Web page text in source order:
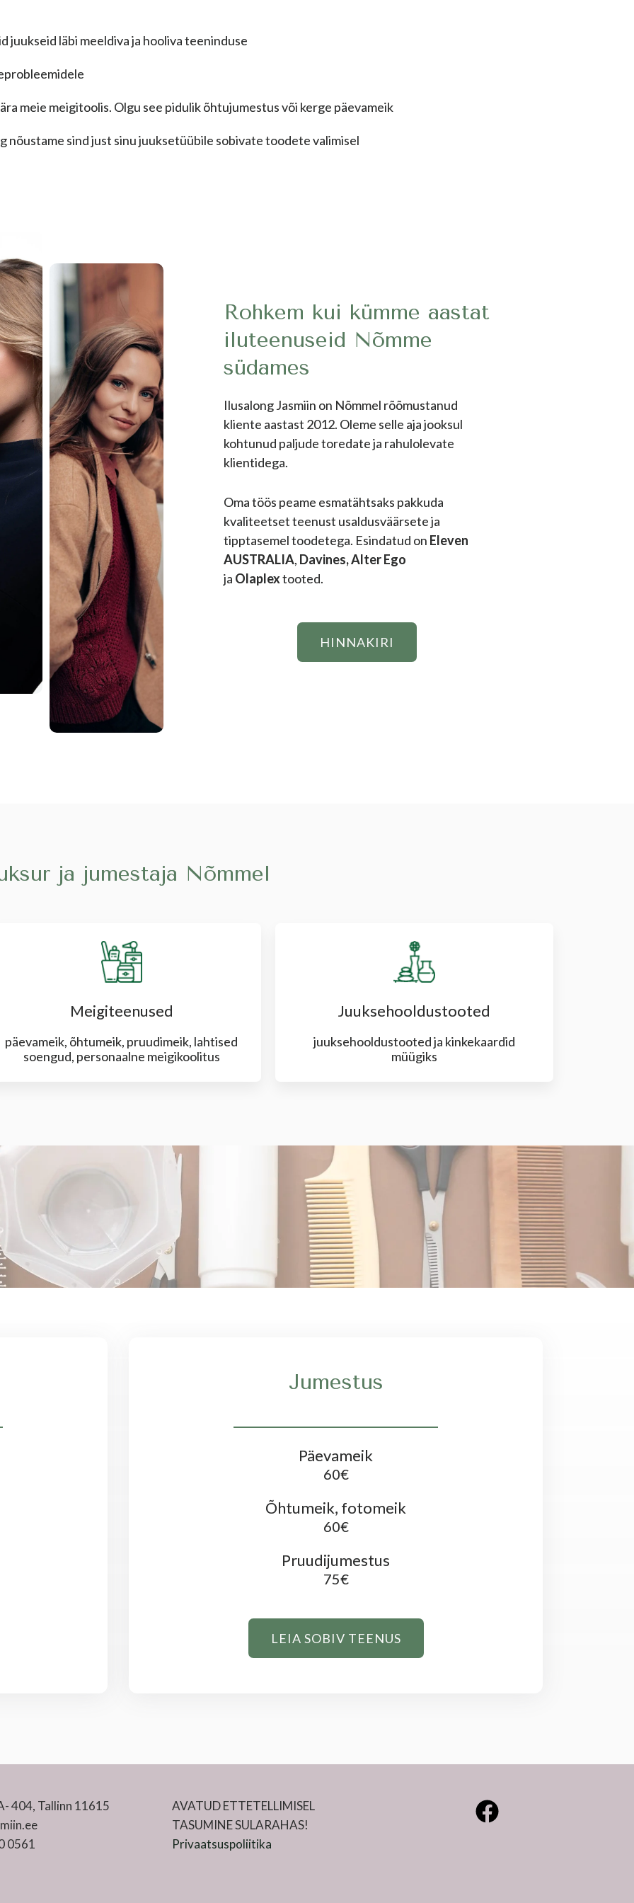
juukseid läbi meeldiva ja hooliva teeninduse
meie meigitoolis. Olgu see pidulik õhtujumestus või kerge päevameik
sind just sinu juuksetüübile sobivate toodete valimisel
Rohkem kui kümme aastat
iluteenuseid Nõmme
südames
Ilusalong Jasmiin on Nõmmel rõõmustanud
kliente aastast 2012. Oleme selle aja jooksul
kohtunud paljude toredate ja rahulolevate
klientidega.
Oma töös peame esmatähtsaks pakkuda
kvaliteetset teenust usaldusväärsete ja
tipptasemel toodetega. Esindatud on Eleven
AUSTRALIA, Davines, Alter Ego
ja Olaplextooted.
HINNAKIRI
ja jumestaja Nõmmel
Meigiteenused
päevameik, õhtumeik, pruudimeik, lahtised
soengud, personaalne meigikoolitus
Juuksehooldustooted
juuksehooldustooted ja kinkekaardid
müügiks
Jumestus
Päevameik
60€
Õhtumeik, fotomeik
60€
Pruudijumestus
75€
LEIA SOBIV TEENUS
404, Tallinn 11615
0561
AVATUD ETTETELLIMISEL
TASUMINE SULARAHAS!
Privaatsuspoliitika